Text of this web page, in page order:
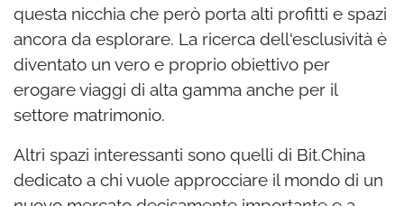
questa nicchia che però porta alti profitti e spazi
ancora da esplorare. La ricerca dell'esclusività è
diventato un vero e proprio obiettivo per
erogare viaggi di alta gamma anche per il
settore matrimonio.
Altri spazi interessanti sono quelli di Bit.China
dedicato a chi vuole approcciare il mondo di un